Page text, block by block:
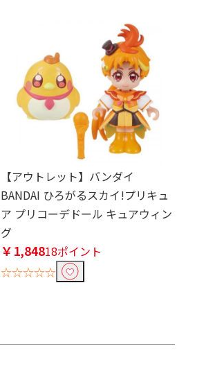
【アウトレット】バンダイ
BANDAI ひろがるスカイ!プリキュ
ア プリコーデドール キュアウィン
グ
￥1,84818ポイント
☆☆☆☆☆